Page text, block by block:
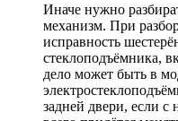
Иначе нужно
механизм. При
исправность
стеклоподъёмника,
дело может быть в
задней двери, если с